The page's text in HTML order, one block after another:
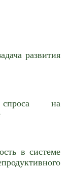
развития
спроса на
в системе